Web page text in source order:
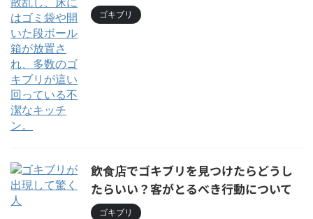
ゴキブリ
飲食店でゴキブリを見つけたらどうし
たらいい？客がとるべき行動について
ゴキブリ